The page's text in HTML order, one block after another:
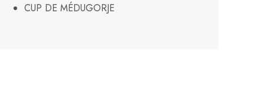
CUP DE MÉDUGORJE